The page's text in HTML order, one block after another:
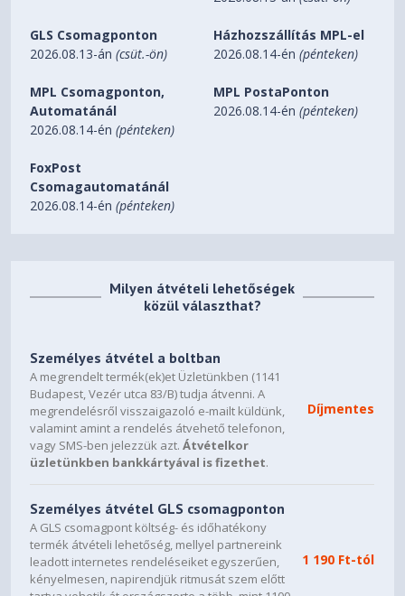
GLS Csomagponton
2026.08.13-án(csüt.-ön)
Házhozszállítás MPL-el
2026.08.14-én(pénteken)
MPL Csomagponton,
Automatánál
2026.08.14-én(pénteken)
MPL PostaPonton
2026.08.14-én(pénteken)
FoxPost
Csomagautomatánál
2026.08.14-én(pénteken)
Milyen átvételi lehetőségek
közül választhat?
Személyes átvétel a boltban
A megrendelt termék(ek)et Üzletünkben (1141
Budapest, Vezér utca 83/B) tudja átvenni. A
megrendelésről visszaigazoló e-mailt küldünk,
valamint amint a rendelés átvehető telefonon,
vagy SMS-ben jelezzük azt.Átvételkor
üzletünkben bankkártyával is fizethet.
Díjmentes
Személyes átvétel GLS csomagponton
A GLS csomagpont költség- és időhatékony
termék átvételi lehetőség, mellyel partnereink
leadott internetes rendeléseiket egyszerűen,
kényelmesen, napirendjük ritmusát szem előtt
1 190 Ft-tól